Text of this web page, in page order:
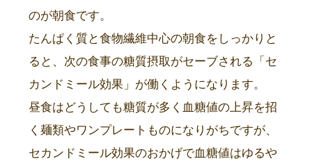
のが朝食です。
たんぱく質と食物繊維中心の朝食をしっかりと
ると、次の食事の糖質摂取がセーブされる「セ
カンドミール効果」が働くようになります。
昼食はどうしても糖質が多く血糖値の上昇を招
く麺類やワンプレートものになりがちですが、
セカンドミール効果のおかげで血糖値はゆるや